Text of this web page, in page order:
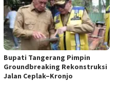
Bupati Tangerang Pimpin
Groundbreaking Rekonstruksi
Jalan Ceplak–Kronjo